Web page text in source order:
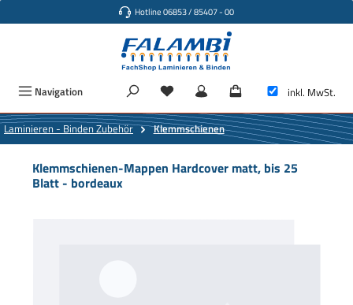
Hotline 06853 / 85407 - 00
Navigation inkl. MwSt.
Laminieren - Binden Zubehör Klemmschienen
Klemmschienen-Mappen Hardcover matt, bis 25
Blatt - bordeaux